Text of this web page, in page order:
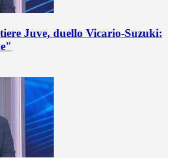
Juve, duello Vicario-Suzuki: